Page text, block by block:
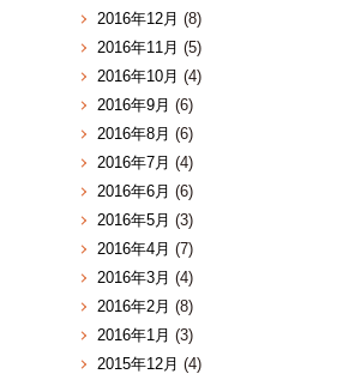
2016年12月 (8)
2016年11月 (5)
2016年10月 (4)
2016年9月 (6)
2016年8月 (6)
2016年7月 (4)
2016年6月 (6)
2016年5月 (3)
2016年4月 (7)
2016年3月 (4)
2016年2月 (8)
2016年1月 (3)
2015年12月 (4)